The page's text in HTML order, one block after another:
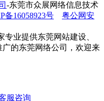
-东莞市众展网络信息技术
备16058923号
粤公网安
业提供东莞网站建设、
的东莞网络公司，欢迎来
咨询